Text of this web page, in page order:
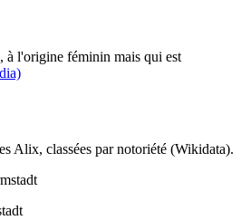
à l'origine féminin mais qui est
Alix, classées par notoriété (Wikidata).